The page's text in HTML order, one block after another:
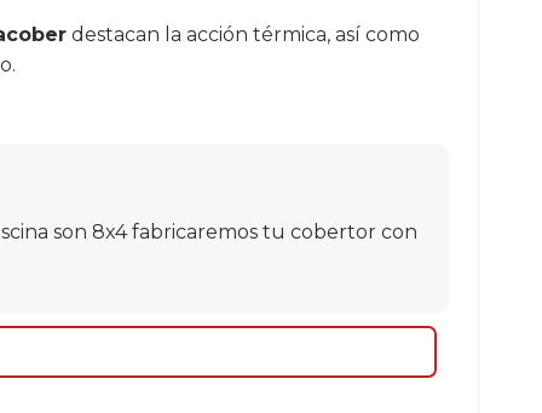
destacan la acción térmica, así como
son 8x4 fabricaremos tu cobertor con